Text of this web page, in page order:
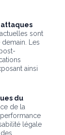
attaques
sont
Les
ainsi
du
de la
légale